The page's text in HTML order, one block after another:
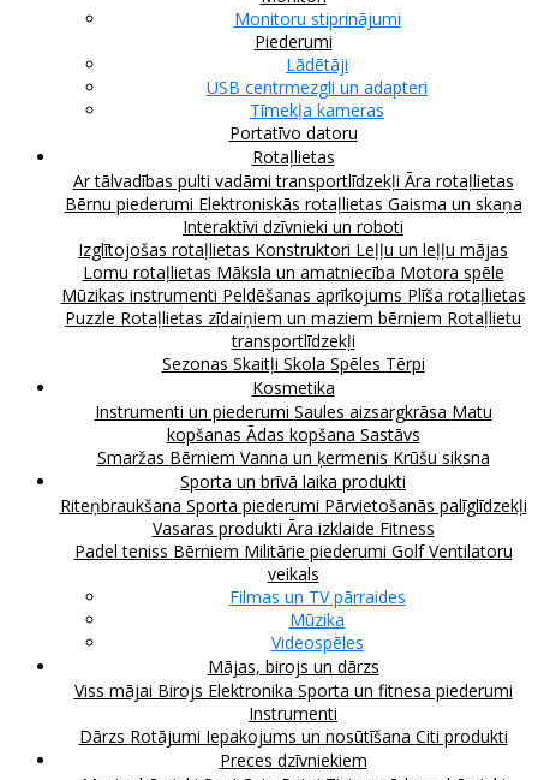
Monitoru stiprinājumi
Piederumi
Lādētāji
USB centrmezgli un adapteri
Tīmekļa kameras
Portatīvo datoru
Rotaļlietas
Ar tālvadības pulti vadāmi transportlīdzekļi Āra rotaļlietas
Bērnu piederumi Elektroniskās rotaļlietas Gaisma un skaņa
Interaktīvi dzīvnieki un roboti
Izglītojošas rotaļlietas Konstruktori Leļļu un leļļu mājas
Lomu rotaļlietas Māksla un amatniecība Motora spēle
Mūzikas instrumenti Peldēšanas aprīkojums Plīša rotaļlietas
Puzzle Rotaļlietas zīdaiņiem un maziem bērniem Rotaļlietu
transportlīdzekļi
Sezonas Skaitļi Skola Spēles Tērpi
Kosmetika
Instrumenti un piederumi Saules aizsargkrāsa Matu
kopšanas Ādas kopšana Sastāvs
Smaržas Bērniem Vanna un ķermenis Krūšu siksna
Sporta un brīvā laika produkti
Riteņbraukšana Sporta piederumi Pārvietošanās palīglīdzekļi
Vasaras produkti Āra izklaide Fitness
Padel teniss Bērniem Militārie piederumi GolfVentilatoru
veikals
Filmas un TV pārraides
Mūzika
Videospēles
Mājas, birojs un dārzs
Viss mājai Birojs Elektronika Sporta un fitnesa piederumi
Instrumenti
Dārzs Rotājumi Iepakojums un nosūtīšana Citi produkti
Preces dzīvniekiem